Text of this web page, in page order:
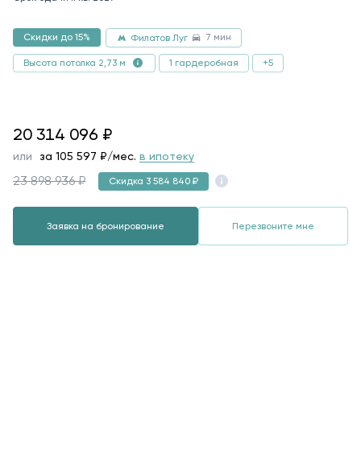
Скидки до 15% Филатов Луг 7 мин
Высота потолка 2,73 м 1 гардеробная +5
20314096
20 314 096 ₽
или за 105 597 ₽/мес. в ипотеку
23 898 936 ₽ Скидка 3 584 840 ₽
Заявка на бронирование Перезвоните мне